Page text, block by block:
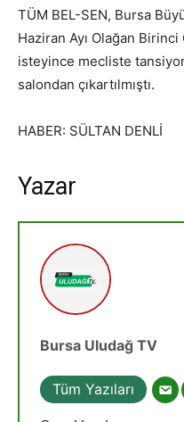
TÜM BEL-SEN, Bursa
Haziran Ayı Olağan
isteyince mecliste
salondan çıkartılmıştı.
HABER: SÜLTAN DENLİ
Yazar
Bursa Uludağ TV
Tüm Yazıları